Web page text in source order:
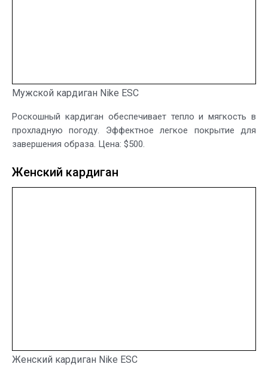
Мужской кардиган Nike ESC
Роскошный кардиган обеспечивает тепло и мягкость в
прохладную погоду. Эффектное легкое покрытие для
завершения образа. Цена: $500.
Женский кардиган
Женский кардиган Nike ESC